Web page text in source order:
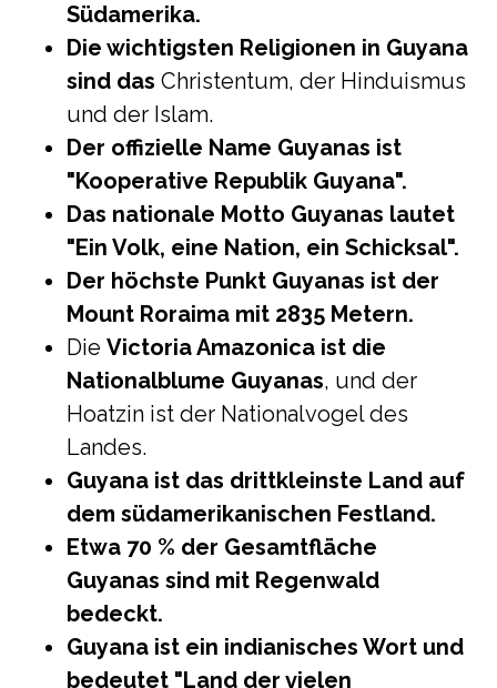
Südamerika.
Die wichtigsten Religionen in Guyana
sind das Christentum, der Hinduismus
und der Islam.
Der offizielle Name Guyanas ist
"Kooperative Republik Guyana".
Das nationale Motto Guyanas lautet
"Ein Volk, eine Nation, ein Schicksal".
Der höchste Punkt Guyanas ist der
Mount Roraima mit 2835 Metern.
Die Victoria Amazonica ist die
Nationalblume Guyanas, und der
Hoatzin ist der Nationalvogel des
Landes.
Guyana ist das drittkleinste Land auf
dem südamerikanischen Festland.
Etwa 70 % der Gesamtfläche
Guyanas sind mit Regenwald
bedeckt.
Guyana ist ein indianisches Wort und
bedeutet "Land der vielen